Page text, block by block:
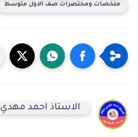
ملخصات ومختصرات صف الاول متوسط
الاستاذ احمد مهدي 1